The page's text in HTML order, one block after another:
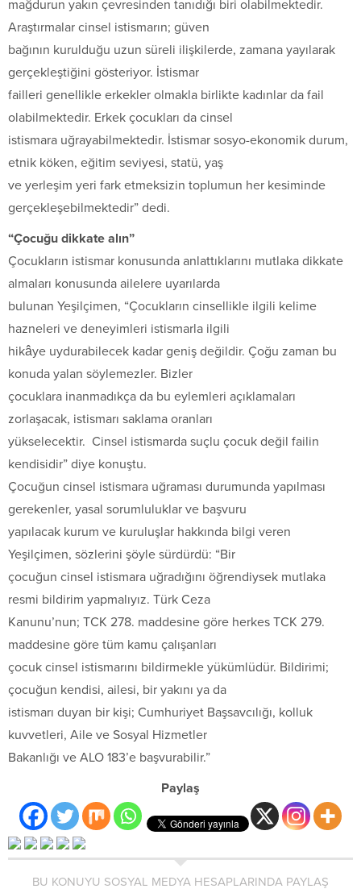
mağdurun yakın çevresinden tanıdığı biri olabilmektedir.
Araştırmalar cinsel istismarın; güven
bağının kurulduğu uzun süreli ilişkilerde, zamana yayılarak
gerçekleştiğini gösteriyor. İstismar
failleri genellikle erkekler olmakla birlikte kadınlar da fail
olabilmektedir. Erkek çocukları da cinsel
istismara uğrayabilmektedir. İstismar sosyo-ekonomik durum,
etnik köken, eğitim seviyesi, statü, yaş
ve yerleşim yeri fark etmeksizin toplumun her kesiminde
gerçekleşebilmektedir” dedi.
“Çocuğu dikkate alın”
Çocukların istismar konusunda anlattıklarını mutlaka dikkate
almaları konusunda ailelere uyarılarda
bulunan Yeşilçimen, “Çocukların cinsellikle ilgili kelime
hazneleri ve deneyimleri istismarla ilgili
hikâye uydurabilecek kadar geniş değildir. Çoğu zaman bu
konuda yalan söylemezler. Bizler
çocuklara inanmadıkça da bu eylemleri açıklamaları
zorlaşacak, istismarı saklama oranları
yükselecektir. Cinsel istismarda suçlu çocuk değil failin
kendisidir” diye konuştu.
Çocuğun cinsel istismara uğraması durumunda yapılması
gerekenler, yasal sorumluluklar ve başvuru
yapılacak kurum ve kuruluşlar hakkında bilgi veren
Yeşilçimen, sözlerini şöyle sürdürdü: “Bir
çocuğun cinsel istismara uğradığını öğrendiysek mutlaka
resmi bildirim yapmalıyız. Türk Ceza
Kanunu’nun; TCK 278. maddesine göre herkes TCK 279.
maddesine göre tüm kamu çalışanları
çocuk cinsel istismarını bildirmekle yükümlüdür. Bildirimi;
çocuğun kendisi, ailesi, bir yakını ya da
istismarı duyan bir kişi; Cumhuriyet Başsavcılığı, kolluk
kuvvetleri, Aile ve Sosyal Hizmetler
Bakanlığı ve ALO 183’e başvurabilir.”
Paylaş
BU KONUYU SOSYAL MEDYA HESAPLARINDA PAYLAŞ